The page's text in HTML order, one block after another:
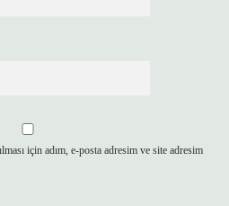
için adım, e-posta adresim ve site adresim